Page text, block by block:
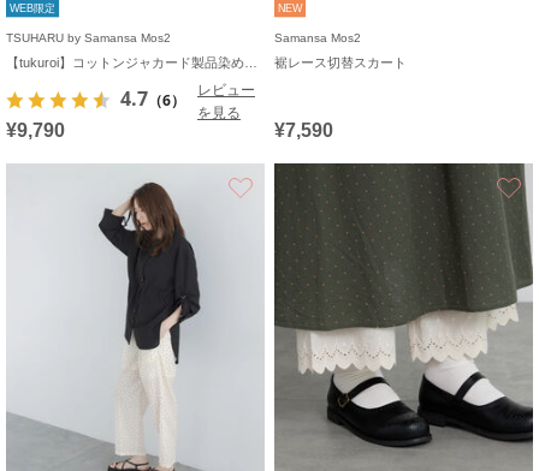
WEB限定
TSUHARU by Samansa Mos2
4.7 （6）
レビュー
を見る
¥9,790
NEW
Samansa Mos2
裾レース切替スカート
¥7,590
お気に入り